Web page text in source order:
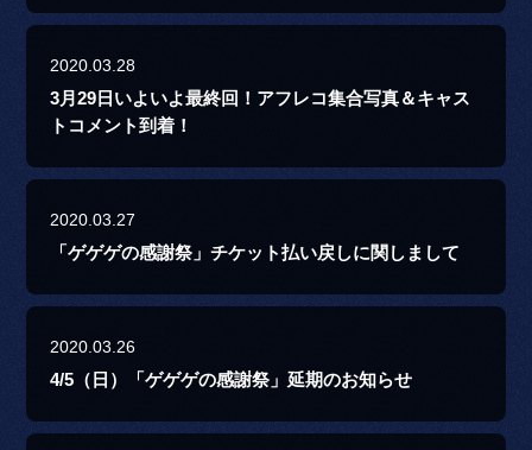
2020.03.28
3月29日いよいよ最終回！アフレコ集合写真＆キャス
トコメント到着！
2020.03.27
「ゲゲゲの感謝祭」チケット払い戻しに関しまして
2020.03.26
4/5（日）「ゲゲゲの感謝祭」延期のお知らせ